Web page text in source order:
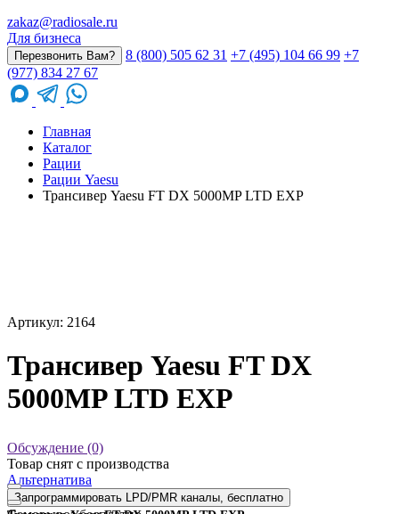
zakaz@radiosale.ru
Для бизнеса
Перезвонить Вам? 8 (800) 505 62 31 +7 (495) 104 66 99 +7
(977) 834 27 67
Главная
Каталог
Рации
Рации Yaesu
Трансивер Yaesu FT DX 5000MP LTD EXP
Артикул: 2164
Трансивер Yaesu FT DX
5000MP LTD EXP
Обсуждение (0)
Товар снят с производства
Альтернатива
Запрограммировать LPD/PMR каналы, бесплатно